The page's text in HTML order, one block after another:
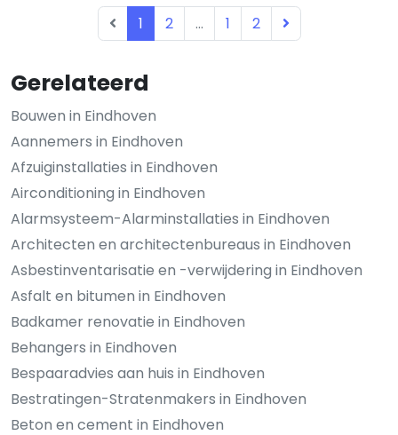
Gerelateerd
Bouwen in Eindhoven
Aannemers in Eindhoven
Afzuiginstallaties in Eindhoven
Airconditioning in Eindhoven
Alarmsysteem-Alarminstallaties in Eindhoven
Architecten en architectenbureaus in Eindhoven
Asbestinventarisatie en -verwijdering in Eindhoven
Asfalt en bitumen in Eindhoven
Badkamer renovatie in Eindhoven
Behangers in Eindhoven
Bespaaradvies aan huis in Eindhoven
Bestratingen-Stratenmakers in Eindhoven
Beton en cement in Eindhoven
1 2 ... 1 2